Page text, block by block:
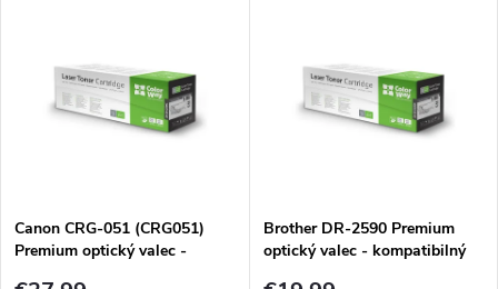
e
s
p
Canon CRG-051 (CRG051)
Premium optický valec -
Brother DR-2590 Premium
optický valec - kompatibilný